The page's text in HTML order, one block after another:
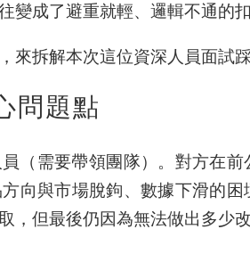
變成了避重就輕、邏輯不通的扣
來拆解本次這位資深人員面試
問題點
（需要帶領團隊）。對方在
向與市場脫鉤、數據下滑的困
，但最後仍因為無法做出多少